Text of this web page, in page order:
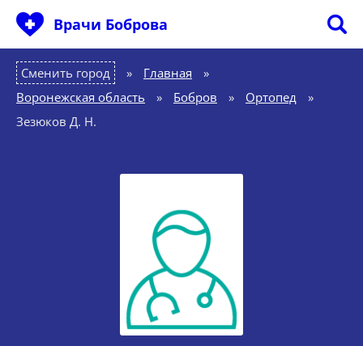
Врачи Боброва
Сменить город Главная
»
Воронежская область
» Бобров » Ортопед
»
Зезюков Д. Н.